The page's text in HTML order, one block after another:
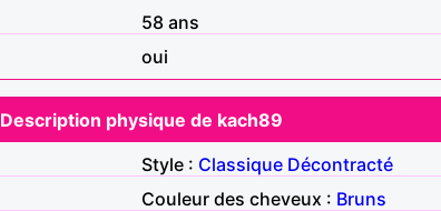
58 ans
oui
Description physique de kach89
Style : Classique Décontracté
Couleur des cheveux : Bruns